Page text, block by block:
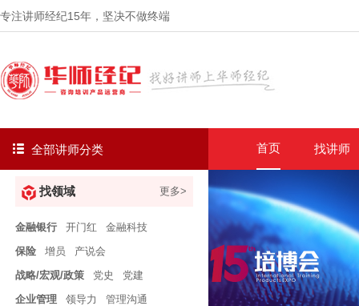
专注讲师经纪15年 ，坚决不做终端
全部讲师分类 首页 找讲师
找领域 更多>
金融银行 开门红
金融科技
保险
增员
产说会
战略/宏观/政策
党史
党建
企业管理
领导力
管理沟通